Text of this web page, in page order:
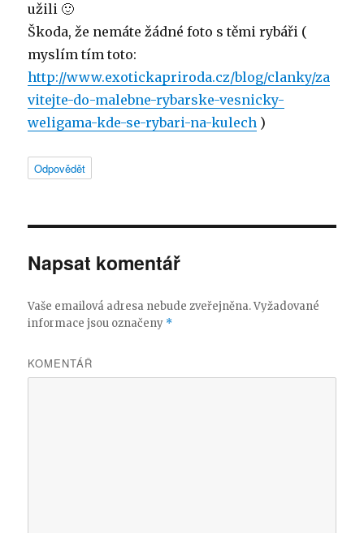
užili 🙂
Škoda, že nemáte žádné foto s těmi rybáři (
myslím tím toto:
http://www.exotickapriroda.cz/blog/clanky/za
vitejte-do-malebne-rybarske-vesnicky-
weligama-kde-se-rybari-na-kulech )
Odpovědět
Napsat komentář
Vaše emailová adresa nebude zveřejněna.Vyžadované
informace jsou označeny *
KOMENTÁŘ